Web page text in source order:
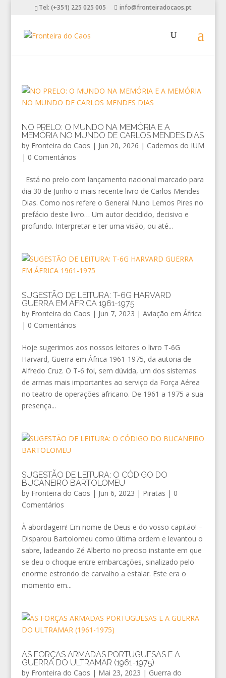
Tel: (+351) 225 025 005 info@fronteiradocaos.pt
NO PRELO: O MUNDO NA MEMÓRIA E A
MEMÓRIA NO MUNDO DE CARLOS MENDES DIAS
by Fronteira do Caos | Jun 20, 2026 | Cadernos do IUM
| 0 Comentários
Está no prelo com lançamento nacional marcado para
dia 30 de Junho o mais recente livro de Carlos Mendes
Dias. Como nos refere o General Nuno Lemos Pires no
prefácio deste livro… Um autor decidido, decisivo e
profundo. Interpretar e ter uma visão, ou até...
SUGESTÃO DE LEITURA: T-6G HARVARD
GUERRA EM ÁFRICA 1961-1975
by Fronteira do Caos | Jun 7, 2023 | Aviação em África
| 0 Comentários
Hoje sugerimos aos nossos leitores o livro T-6G
Harvard, Guerra em África 1961-1975, da autoria de
Alfredo Cruz. O T-6 foi, sem dúvida, um dos sistemas
de armas mais importantes ao serviço da Força Aérea
no teatro de operações africano. De 1961 a 1975 a sua
presença...
SUGESTÃO DE LEITURA: O CÓDIGO DO
BUCANEIRO BARTOLOMEU
by Fronteira do Caos | Jun 6, 2023 | Piratas | 0
Comentários
À abordagem! Em nome de Deus e do vosso capitão! –
Disparou Bartolomeu como última ordem e levantou o
sabre, ladeando Zé Alberto no preciso instante em que
se deu o choque entre embarcações, sinalizado pelo
enorme estrondo de carvalho a estalar. Este era o
momento em...
AS FORÇAS ARMADAS PORTUGUESAS E A
GUERRA DO ULTRAMAR (1961-1975)
by Fronteira do Caos | Mai 23, 2023 | Guerra do